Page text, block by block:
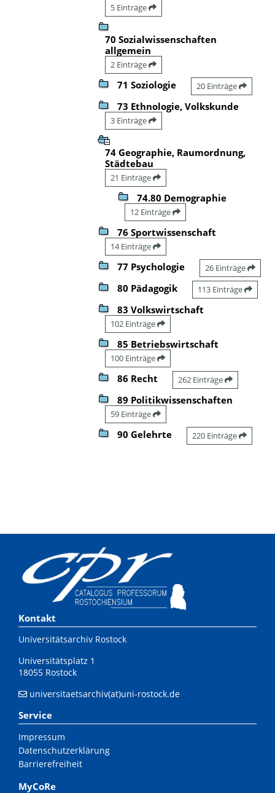
5 Einträge
70 Sozialwissenschaften
allgemein
2 Einträge
71 Soziologie 20 Einträge
73 Ethnologie, Volkskunde
3 Einträge
74 Geographie, Raumordnung,
Städtebau
21 Einträge
74.80 Demographie
12 Einträge
76 Sportwissenschaft
14 Einträge
77 Psychologie 26 Einträge
80 Pädagogik 113 Einträge
83 Volkswirtschaft
102 Einträge
85 Betriebswirtschaft
100 Einträge
86 Recht 262 Einträge
89 Politikwissenschaften
59 Einträge
90 Gelehrte 220 Einträge
Kontakt
Universitätsarchiv Rostock
Universitätsplatz 1
18055 Rostock
universitaetsarchiv(at)uni-rostock.de
Service
Impressum
Datenschutzerklärung
Barrierefreiheit
MyCoRe